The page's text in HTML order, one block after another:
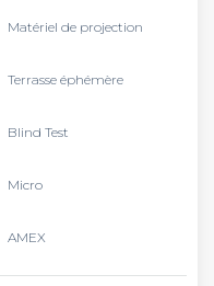
Matériel de projection
Terrasse éphémère
Blind Test
Micro
AMEX